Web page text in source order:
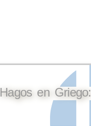
Hagos en Griego: